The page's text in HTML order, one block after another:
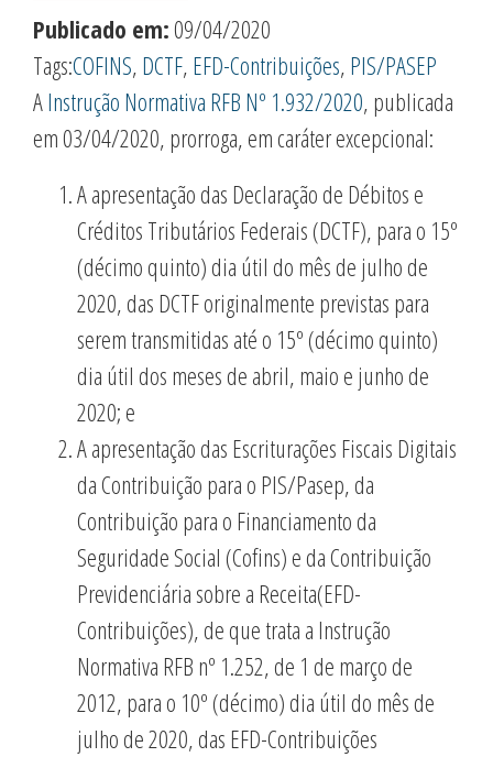
Publicado em:09/04/2020
Tags:COFINS, DCTF, EFD-Contribuições, PIS/PASEP
AInstrução Normativa RFB Nº 1.932/2020, publicada
em 03/04/2020, prorroga, em caráter excepcional:
A apresentação das Declaração de Débitos e
Créditos Tributários Federais (DCTF), para o 15º
(décimo quinto) dia útil do mês de julho de
2020, das DCTF originalmente previstas para
serem transmitidas até o 15º (décimo quinto)
dia útil dos meses de abril, maio e junho de
2020; e
A apresentação das Escriturações Fiscais Digitais
da Contribuição para o PIS/Pasep, da
Contribuição para o Financiamento da
Seguridade Social (Cofins) e da Contribuição
Previdenciária sobre a Receita(EFD-
Contribuições), de que trata a Instrução
Normativa RFB nº 1.252, de 1 de março de
2012, para o 10º (décimo) dia útil do mês de
julho de 2020, das EFD-Contribuições